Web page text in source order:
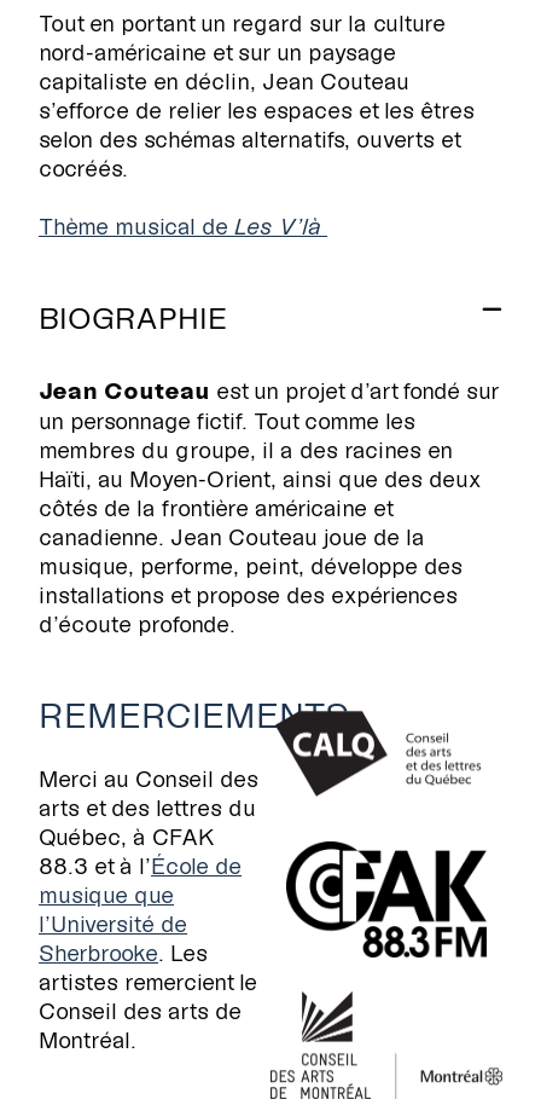
BIOGRAPHIE
Jean Couteau est un projet d’art fondé sur
un personnage fictif. Tout comme les
membres du groupe, il a des racines en
Haïti, au Moyen-Orient, ainsi que des deux
côtés de la frontière américaine et
canadienne. Jean Couteau joue de la
musique, performe, peint, développe des
installations et propose des expériences
d’écoute profonde.
Tout en portant un regard sur la culture
nord-américaine et sur un paysage
capitaliste en déclin, Jean Couteau
s’efforce de relier les espaces et les êtres
selon des schémas alternatifs, ouverts et
cocréés.
Thème musical deLes V’là
REMERCIEMENTS
Merci au Conseil des
arts et des lettres du
Québec, à CFAK
88.3 et à l’École de
musique que
l’Université de
Sherbrooke. Les
artistes remercient le
Conseil des arts de
Montréal.